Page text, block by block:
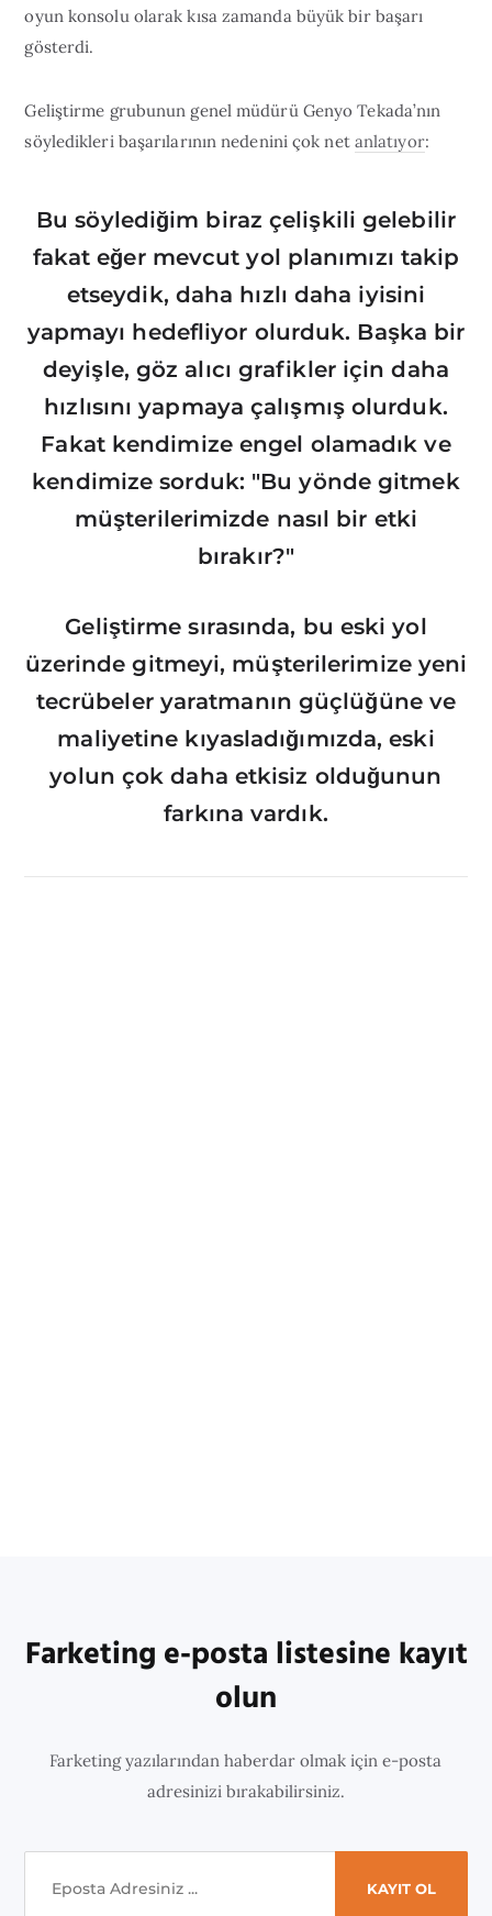
oyun konsolu olarak kısa zamanda büyük bir başarı
gösterdi.
Geliştirme grubunun genel müdürü Genyo Tekada’nın
söyledikleri başarılarının nedenini çok net anlatıyor:
Bu söylediğim biraz çelişkili gelebilir
fakat eğer mevcut yol planımızı takip
etseydik, daha hızlı daha iyisini
yapmayı hedefliyor olurduk. Başka bir
deyişle, göz alıcı grafikler için daha
hızlısını yapmaya çalışmış olurduk.
Fakat kendimize engel olamadık ve
kendimize sorduk: "Bu yönde gitmek
müşterilerimizde nasıl bir etki
bırakır?"
Geliştirme sırasında, bu eski yol
üzerinde gitmeyi, müşterilerimize yeni
tecrübeler yaratmanın güçlüğüne ve
maliyetine kıyasladığımızda, eski
yolun çok daha etkisiz olduğunun
farkına vardık.
Farketing e-posta listesine kayıt
olun
Farketing yazılarından haberdar olmak için e-posta
adresinizi bırakabilirsiniz.